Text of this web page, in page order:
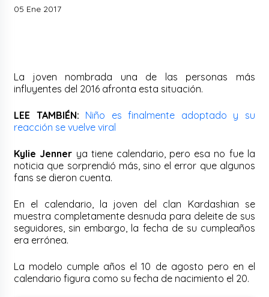
05 Ene 2017
La joven nombrada una de las personas más
influyentes del 2016 afronta esta situación.
LEE TAMBIÉN: Niño es finalmente adoptado y su
reacción se vuelve viral
Kylie Jenner ya tiene calendario, pero esa no fue la
noticia que sorprendió más, sino el error que algunos
fans se dieron cuenta.
En el calendario, la joven del clan Kardashian se
muestra completamente desnuda para deleite de sus
seguidores, sin embargo, la fecha de su cumpleaños
era errónea.
La modelo cumple años el 10 de agosto pero en el
calendario figura como su fecha de nacimiento el 20.